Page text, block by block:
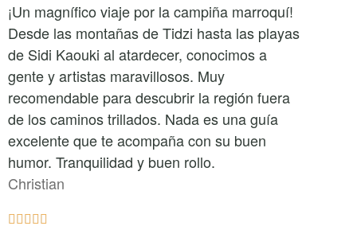
¡Un magnífico viaje por la campiña marroquí!
Desde las montañas de Tidzi hasta las playas
de Sidi Kaouki al atardecer, conocimos a
gente y artistas maravillosos. Muy
recomendable para descubrir la región fuera
de los caminos trillados. Nada es una guía
excelente que te acompaña con su buen
humor. Tranquilidad y buen rollo.
Christian
    